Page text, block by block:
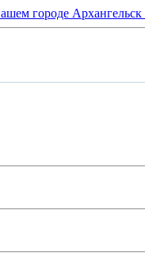
городе Архангельск